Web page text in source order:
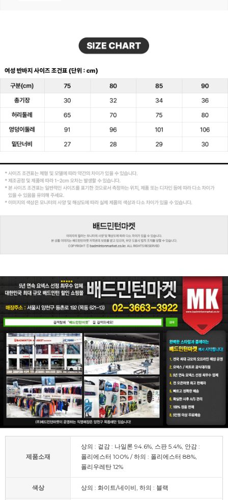
제품소재
상의 : 겉감 : 나일론 94.6%, 스판 5.4%, 안감 :
폴리에스터 100% / 하의 : 폴리에스터 88%,
폴리우레탄 12%
색상 상의 : 화이트/네이비, 하의 : 블랙